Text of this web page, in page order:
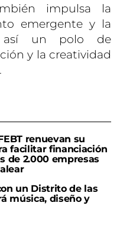
impulsa la
emergente y la
así un polo de
y la creatividad
renuevan su
facilitar financiación
de 2.000 empresas
un Distrito de las
música, diseño y